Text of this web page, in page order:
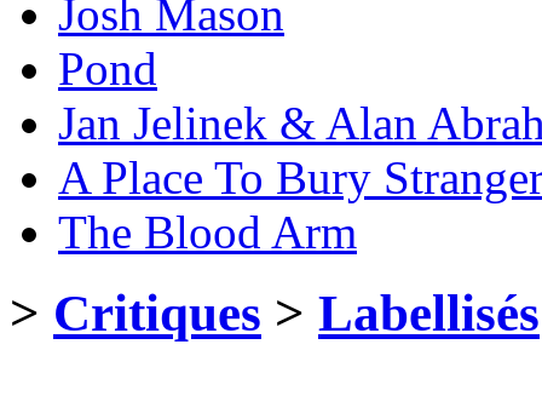
Josh Mason
Pond
Jan Jelinek & Alan
A Place To Bury
The Blood Arm
> Critiques > Labellisés